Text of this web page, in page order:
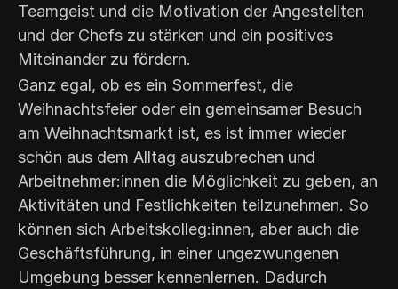
Teamgeist und die Motivation der Angestellten
und der Chefs zu stärken und ein positives
Miteinander zu fördern.
Ganz egal, ob es ein Sommerfest, die
Weihnachtsfeier oder ein gemeinsamer Besuch
am Weihnachtsmarkt ist, es ist immer wieder
schön aus dem Alltag auszubrechen und
Arbeitnehmer:innen die Möglichkeit zu geben, an
Aktivitäten und Festlichkeiten teilzunehmen. So
können sich Arbeitskolleg:innen, aber auch die
Geschäftsführung, in einer ungezwungenen
Umgebung besser kennenlernen. Dadurch